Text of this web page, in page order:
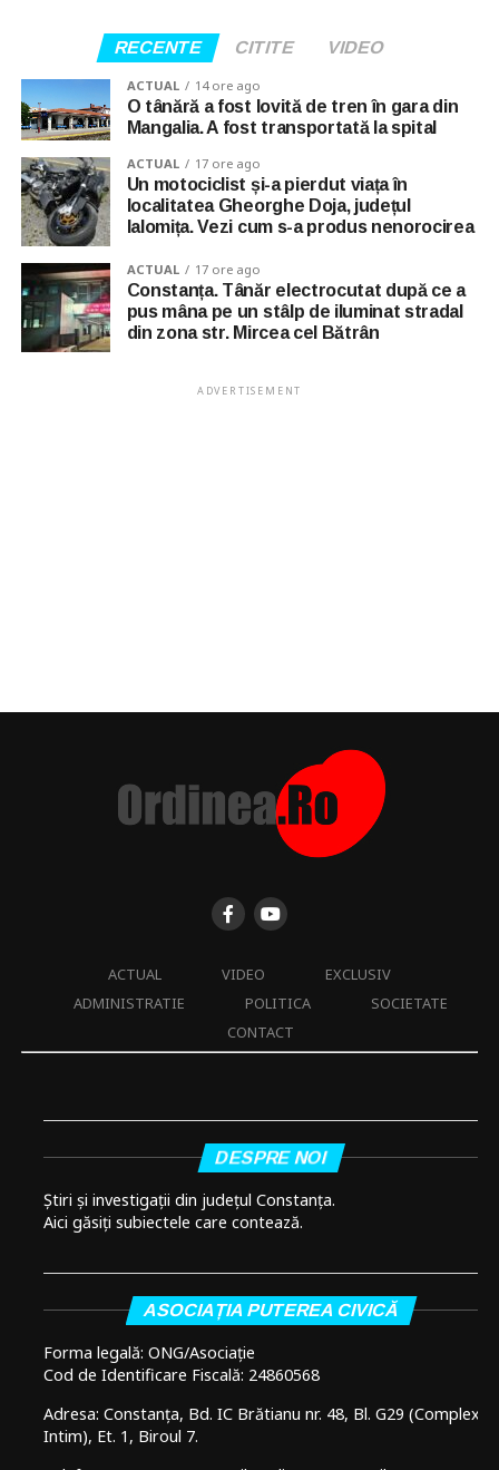
RECENTE CITITE VIDEO
ACTUAL 14 ore ago
O tânără a fost lovită de tren în gara din
Mangalia. A fost transportată la spital
ACTUAL 17 ore ago
Un motociclist și-a pierdut viața în
localitatea Gheorghe Doja, județul
Ialomița. Vezi cum s-a produs nenorocirea
ACTUAL 17 ore ago
Constanța. Tânăr electrocutat după ce a
pus mâna pe un stâlp de iluminat stradal
din zona str. Mircea cel Bătrân
ADVERTISEMENT
ACTUAL VIDEO
EXCLUSIV
ADMINISTRATIE
POLITICA
SOCIETATE
CONTACT
DESPRE NOI
Știri și investigații din județul Constanța.
Aici găsiți subiectele care contează.
ASOCIAȚIA PUTEREA CIVICĂ
Forma legală: ONG/Asociație
Cod de Identificare Fiscală: 24860568
Adresa: Constanța, Bd. IC Brătianu nr. 48, Bl. G29 (Complex
Intim), Et. 1, Biroul 7.